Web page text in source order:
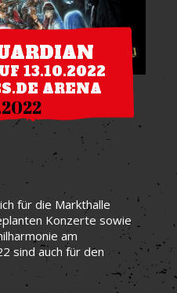
13.10.2022
ARENA
für die Markthalle
Konzerte sowie
am
sind auch für den